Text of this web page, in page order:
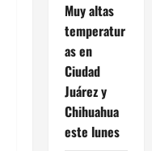
Muy altas
temperatur
as en
Ciudad
Juárez y
Chihuahua
este lunes